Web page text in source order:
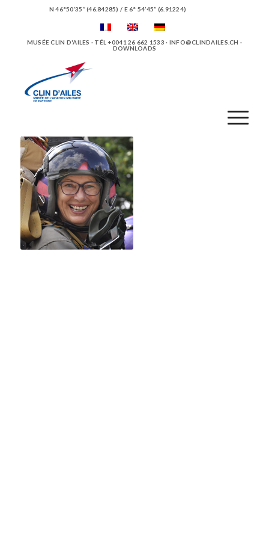
N 46°50’35” (46.84285) / E 6° 54’45” (6.91224)
MUSÉE CLIN D'AILES · TÉL +0041 26 662 1533 · INFO@CLINDAILES.CH ·
DOWNLOADS